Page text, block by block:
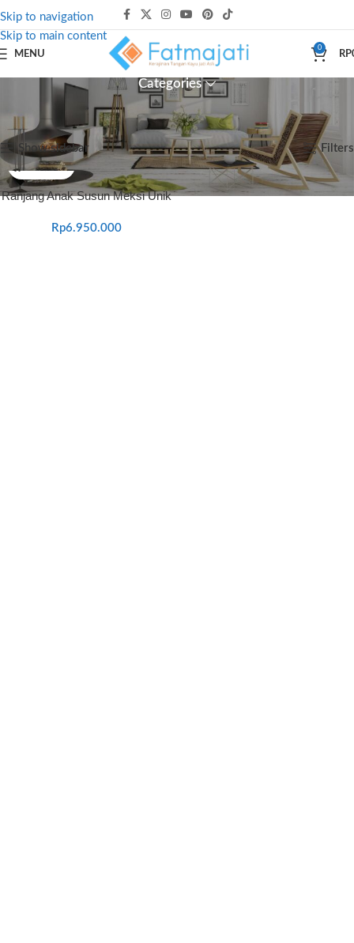
Skip to navigation
Skip to main content
MENU
0
RP
Categories
Produk dengan tag “tempat tidur anak bentuk rumah”
Menampilkan hasil tunggal
Show sidebar Filters
Ranjang Anak Susun Meksi Unik
Rp6.950.000